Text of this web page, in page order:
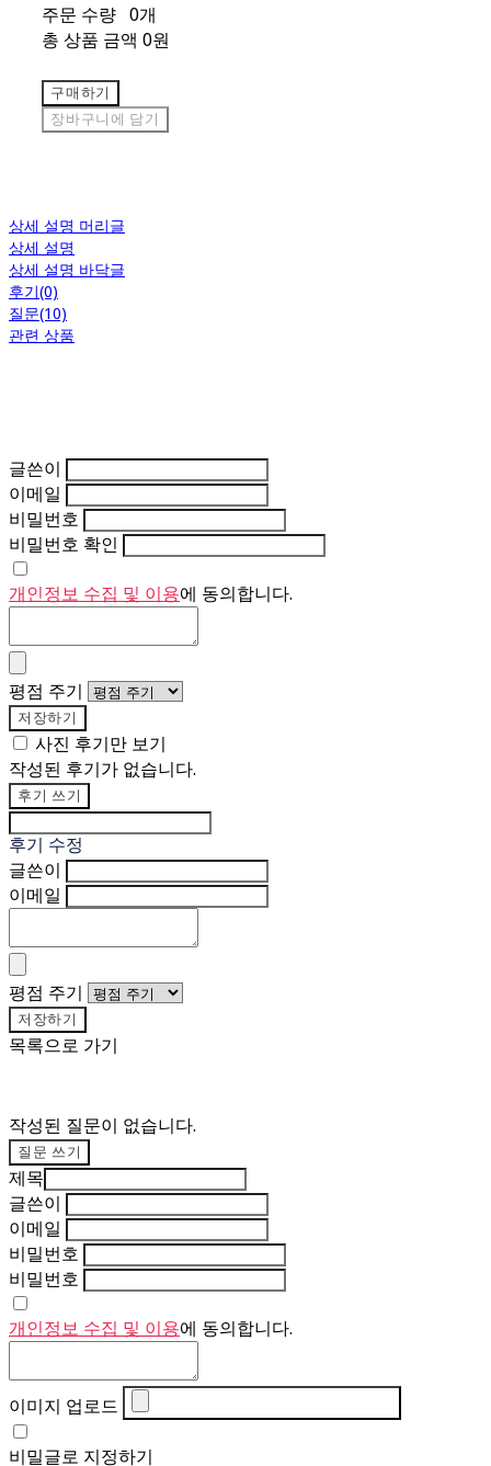
주문 수량 0개
총 상품 금액 0원
구매하기
장바구니에 담기
상세 설명 머리글
상세 설명
상세 설명 바닥글
후기(0)
질문(10)
관련 상품
글쓴이
이메일
비밀번호
비밀번호 확인
개인정보 수집 및 이용에 동의합니다.
평점 주기
저장하기
사진 후기만 보기
작성된 후기가 없습니다.
후기 쓰기
후기 수정
글쓴이
이메일
평점 주기
저장하기
목록으로 가기
작성된 질문이 없습니다.
질문 쓰기
제목
글쓴이
이메일
비밀번호
비밀번호
개인정보 수집 및 이용에 동의합니다.
이미지 업로드
비밀글로 지정하기